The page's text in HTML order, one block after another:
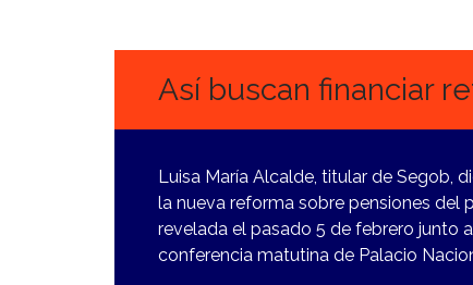
Así buscan financiar
Luisa María Alcalde, titular de Segob,
la nueva reforma sobre pensiones del
revelada el pasado 5 de febrero junto
conferencia matutina de Palacio